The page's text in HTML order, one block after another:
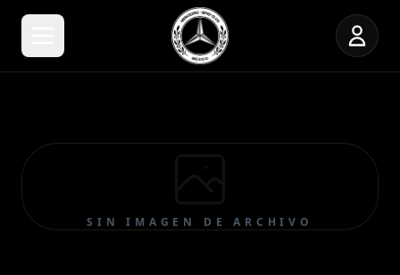
SIN IMAGEN DE ARCHIVO